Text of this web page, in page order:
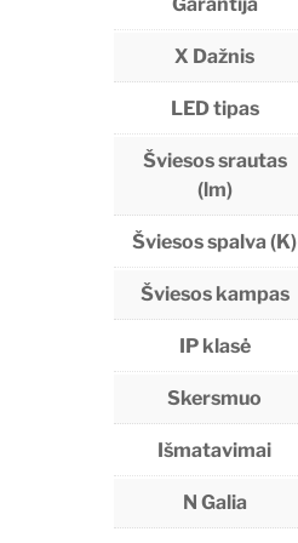
X Dažnis
LED tipas
Šviesos srautas
(lm)
Šviesos spalva (K)
Šviesos kampas
IP klasė
Skersmuo
Išmatavimai
N Galia